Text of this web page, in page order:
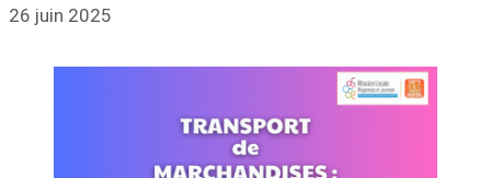
26 juin 2025